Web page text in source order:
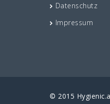
Datenschutz
Impressum
© 2015